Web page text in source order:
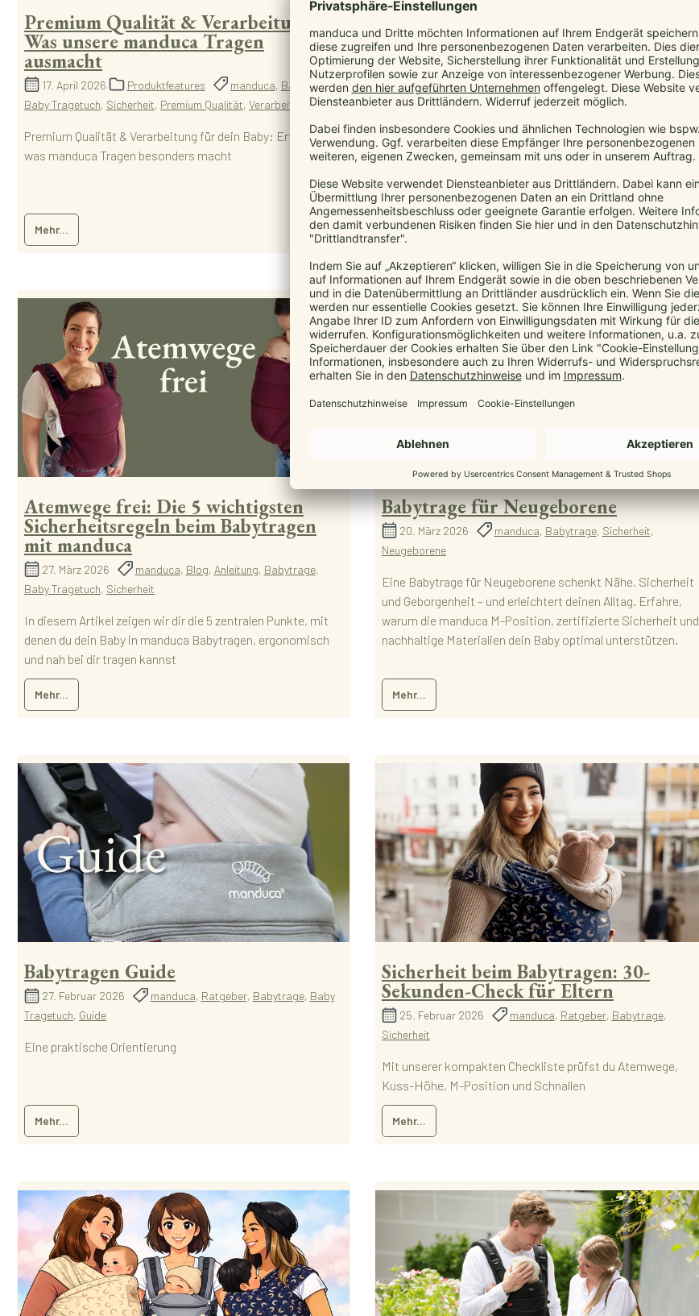
Premium Qualität & Verarbeitung:
Was unsere manduca Tragen
ausmacht
17. April 2026 Produktfeatures manduca, Babytrage,
Baby Tragetuch, Sicherheit, Premium Qualität, Verarbeitung
Premium Qualität & Verarbeitung für dein Baby: Erfahre,
was manduca Tragen besonders macht
Mehr...
Babytragen wirken auf den ersten
Blick kompliziert, sind aber oft
einfacher und praktischer als
gedacht.
10. April 2026 manduca,Babytrage,Baby Tragetuch
Sicherheit,Trageberatung
Babytragen wirken auf den ersten Blick kompliziert, sind
Mehr...
Atemwege frei: Die 5 wichtigsten
Sicherheitsregeln beim Babytragen
mit manduca
27. März 2026 manduca, Blog, Anleitung, Babytrage,
Baby Tragetuch, Sicherheit
In diesem Artikel zeigen wir dir die 5 zentralen Punkte, mit
denen du dein Baby in manduca Babytragen, ergonomisch
und nah bei dir tragen kannst
Mehr...
Babytrage für Neugeborene
20. März 2026 manduca, Babytrage, Sicherheit,
Neugeborene
Eine Babytrage für Neugeborene schenkt Nähe, Sicherheit
und Geborgenheit – und erleichtert deinen Alltag. Erfahre,
warum die manduca M-Position, zertifizierte Sicherheit und
nachhaltige Materialien dein Baby optimal unterstützen.
Mehr...
Babytragen Guide
27. Februar 2026 manduca, Ratgeber, Babytrage, Baby
Tragetuch, Guide
Eine praktische Orientierung
Mehr...
Sicherheit beim Babytragen: 30-
Sekunden-Check für Eltern
25. Februar 2026 manduca, Ratgeber, Babytrage,
Sicherheit
Mit unserer kompakten Checkliste prüfst du Atemwege,
Kuss-Höhe, M-Position und Schnallen
Mehr...